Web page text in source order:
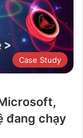
Case Study
đang chạy